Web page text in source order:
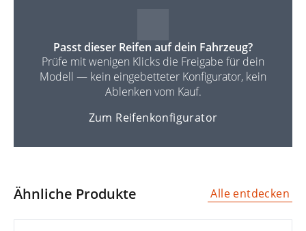
Passt dieser Reifen auf dein Fahrzeug?
Prüfe mit wenigen Klicks die Freigabe für dein
Modell — kein eingebetteter Konfigurator, kein
Ablenken vom Kauf.
Zum Reifenkonfigurator
Ähnliche Produkte Alle entdecken